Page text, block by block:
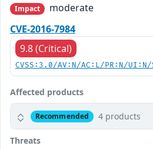
Impact
moderate
CVE-2016-7984
9.8 (Critical)
CVSS:3.0/AV:N/AC:L/PR:N/
Affected products
Recommended 4 products
Threats